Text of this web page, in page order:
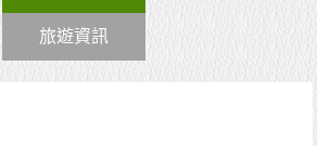
旅遊資訊